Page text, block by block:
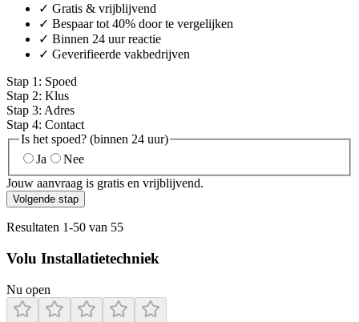
✓ Gratis & vrijblijvend
✓ Bespaar tot 40% door te vergelijken
✓ Binnen 24 uur reactie
✓ Geverifieerde vakbedrijven
Stap 1 : Spoed
Stap 2: Klus
Stap 3: Adres
Stap 4: Contact
Is het spoed? (binnen 24 uur)
Ja
Nee
Jouw aanvraag is gratis en vrijblijvend.
Volgende stap
Resultaten 1-50 van 55
Volu Installatietechniek
Nu open